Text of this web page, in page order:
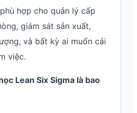
hợp cho quản lý cấp
giám sát sản xuất,
và bất kỳ ai muốn cải
việc.
Lean Six Sigma là bao